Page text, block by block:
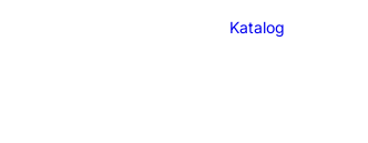
Katalog